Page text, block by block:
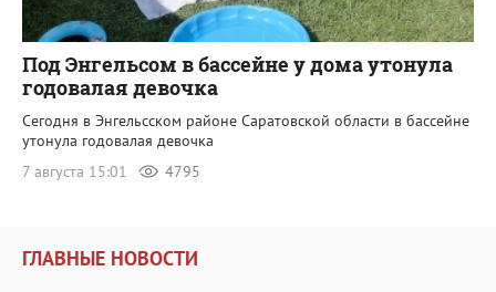
Под Энгельсом в бассейне у дома утонула
годовалая девочка
Сегодня в Энгельсском районе Саратовской области в бассейне
утонула годовалая девочка
7 августа 15:01
4795
ГЛАВНЫЕ НОВОСТИ